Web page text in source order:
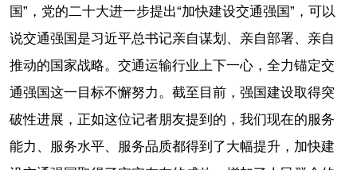
国”，党的二十大进一步提出“加快建设交通强国”，可以
说交通强国是习近平总书记亲自谋划、亲自部署、亲自
推动的国家战略。交通运输行业上下一心，全力锚定交
通强国这一目标不懈努力。截至目前，强国建设取得突
破性进展，正如这位记者朋友提到的，我们现在的服务
能力、服务水平、服务品质都得到了大幅提升，加快建